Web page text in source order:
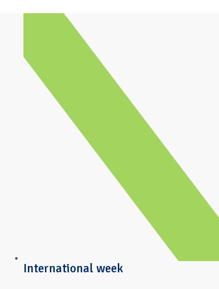
International week